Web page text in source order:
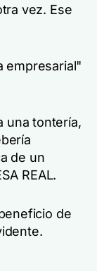
vez. Ese
empresarial"
una tontería,
de un
REAL.
de